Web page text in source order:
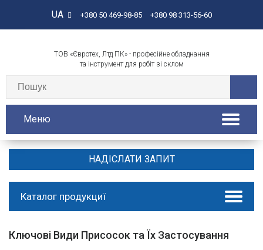
UA +380 50 469-98-85 +380 98 313-56-60
ТОВ «Євротех, Лтд ПК» - професійне обладнання
та інструмент для робіт зі склом
Меню
НАДІСЛАТИ ЗАПИТ
Каталог продукциї
Ключові Види Присосок та Їх Застосування